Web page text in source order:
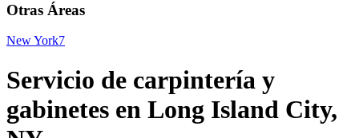
Otras Áreas
New York7
Servicio de carpintería y
gabinetes en Long Island City,